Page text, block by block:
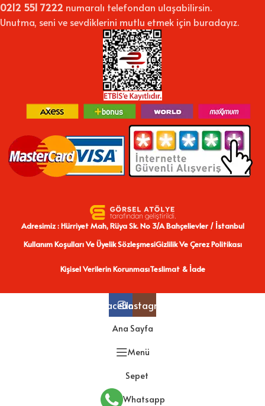
0212 551 7222 numaralı telefondan ulaşabilirsin.
Unutma, seni ve sevdiklerini mutlu etmek için buradayız.
Adresimiz : Hürriyet Mah, Rüya Sk. No 3/A Bahçelievler / İstanbul
Kullanım Koşulları Ve Üyelik SözleşmesiGizlilik Ve Çerez Politikası
Kişisel Verilerin KorunmasıTeslimat & İade
FacebookInstagram
Ana Sayfa
Menü
Sepet
Whatsapp